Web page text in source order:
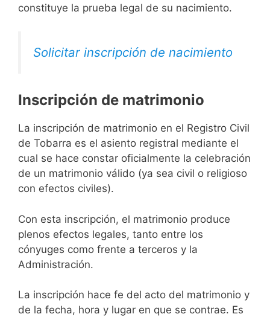
constituye la prueba legal de su nacimiento.
Solicitar inscripción de nacimiento
Inscripción de matrimonio
La inscripción de matrimonio en el Registro Civil
de Tobarra es el asiento registral mediante el
cual se hace constar oficialmente la celebración
de un matrimonio válido (ya sea civil o religioso
con efectos civiles).
Con esta inscripción, el matrimonio produce
plenos efectos legales, tanto entre los
cónyuges como frente a terceros y la
Administración.
La inscripción hace fe del acto del matrimonio y
de la fecha, hora y lugar en que se contrae. Es